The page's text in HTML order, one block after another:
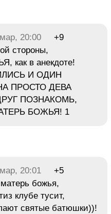
20:00
+9
стороны,
как в анекдоте!
И ОДИН
ПРОСТО ДЕВА
ПОЗНАКОМЬ,
БОЖЬЯ! 1
20:01
+5
божья,
клубе тусит,
святые батюшки))!